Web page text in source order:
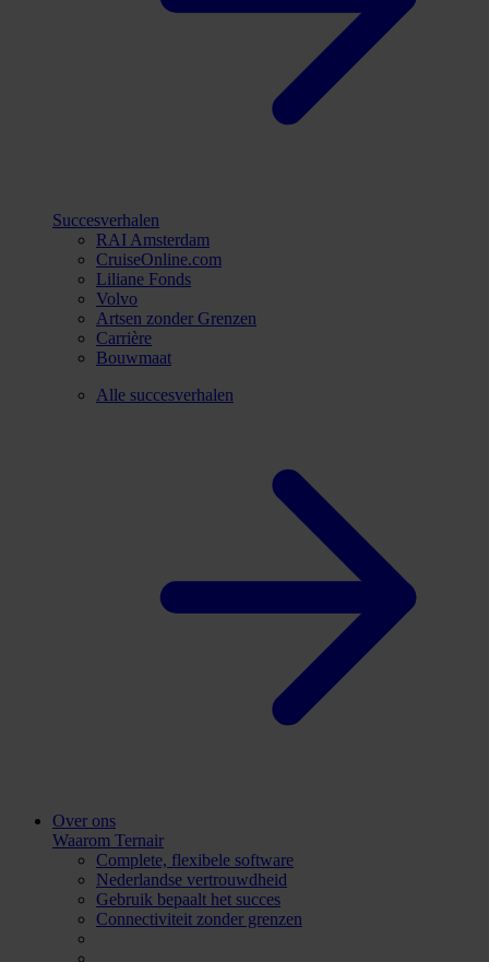
Succesverhalen
RAI Amsterdam
CruiseOnline.com
Liliane Fonds
Volvo
Artsen zonder Grenzen
Carrière
Bouwmaat
Alle succesverhalen
Over ons
Waarom Ternair
Complete, flexibele software
Nederlandse vertrouwdheid
Gebruik bepaalt het succes
Connectiviteit zonder grenzen